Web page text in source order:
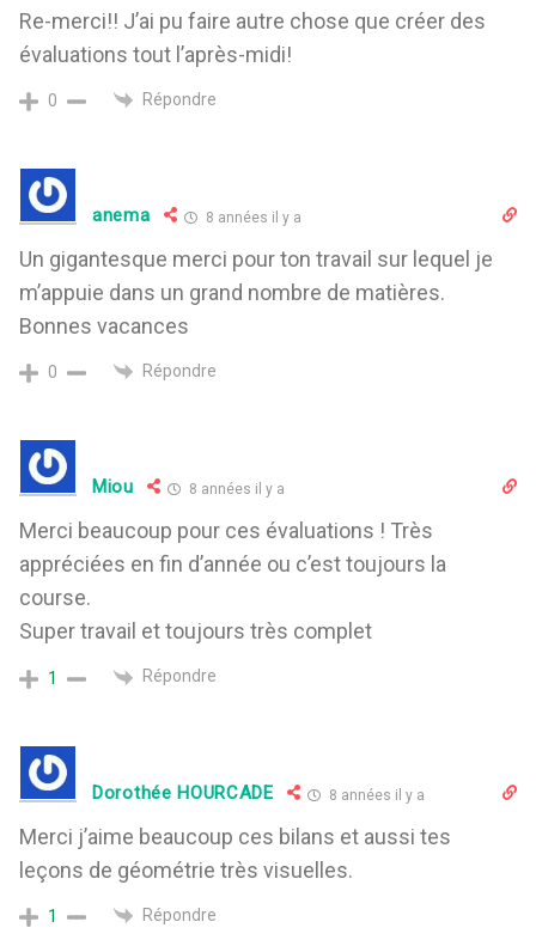
Re-merci!! J’ai pu faire autre chose que créer des
évaluations tout l’après-midi!
0 Répondre
anema 8 années il y a
Un gigantesque merci pour ton travail sur lequel je
m’appuie dans un grand nombre de matières.
Bonnes vacances
0 Répondre
Miou 8 années il y a
Merci beaucoup pour ces évaluations ! Très
appréciées en fin d’année ou c’est toujours la
course.
Super travail et toujours très complet
1 Répondre
Dorothée HOURCADE 8 années il y a
Merci j’aime beaucoup ces bilans et aussi tes
leçons de géométrie très visuelles.
1 Répondre